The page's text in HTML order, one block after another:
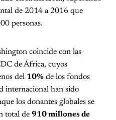
de 2014 a 2016 que
personas.
coincide con las
de África, cuyos
del 10% de los fondos
internacional han sido
los donantes globales se
total de 910 millones de